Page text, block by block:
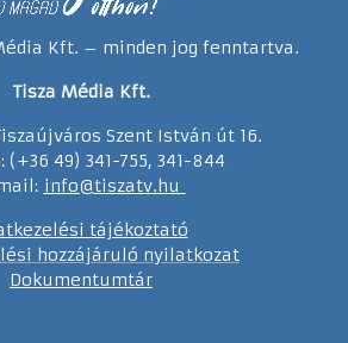
Kft. – minden jog fenntartva.
Tisza Média Kft.
Szent István út 16.
(+36 49) 341-755, 341-844
info@tiszatv.hu
tájékoztató
hozzájáruló nyilatkozat
Dokumentumtár